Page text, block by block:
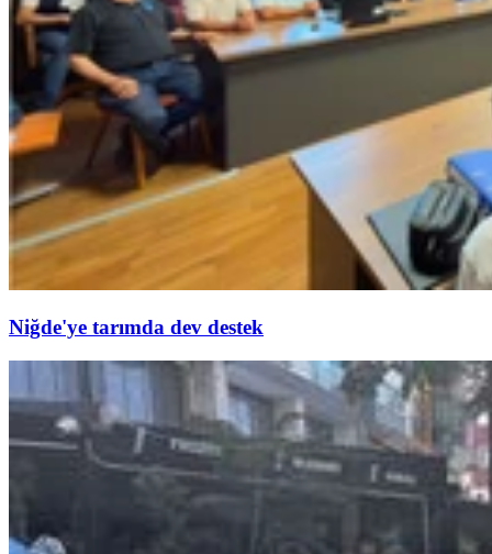
Niğde'ye tarımda dev destek